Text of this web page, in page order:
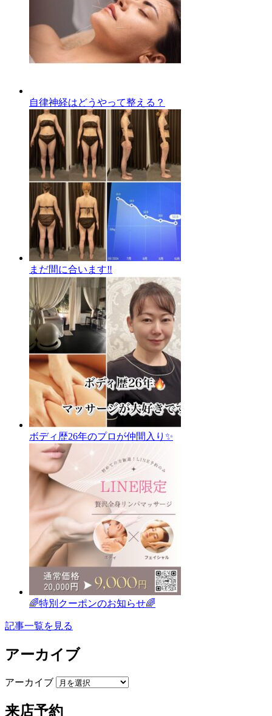
自律神経はどうやって整える？
まだ間に合います‼️
ボディ歴26年のプロが仲間入り✨
🌈特別クーポンのお知らせ🌈
記事一覧を見る
アーカイブ
アーカイブ
来店予約